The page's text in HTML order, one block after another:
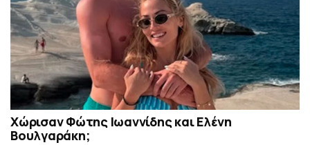
Χώρισαν Φώτης Ιωαννίδης και Ελένη
Βουλγαράκη;